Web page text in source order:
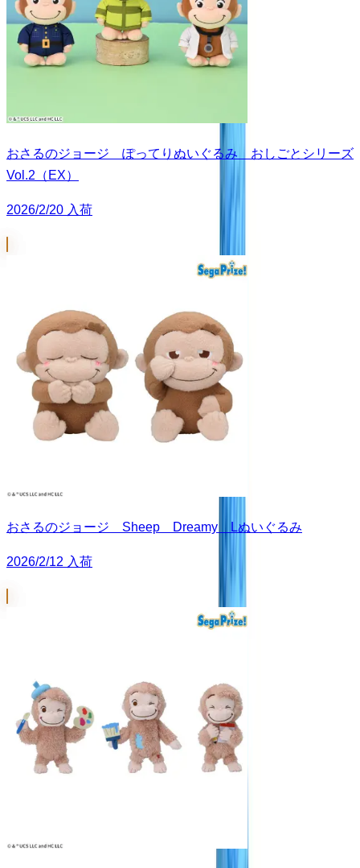
おさるのジョージ ぽってりぬいぐるみ おしごとシリーズ
Vol.2（EX）
2026/2/20 入荷
おさるのジョージ Sheep Dreamy Lぬいぐるみ
2026/2/12 入荷